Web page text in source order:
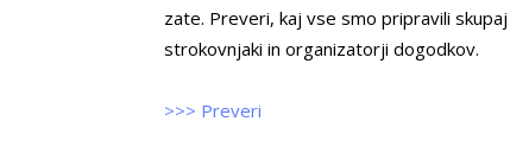
zate. Preveri, kaj vse smo pripravili skupaj
strokovnjaki in organizatorji dogodkov.
>>> Preveri